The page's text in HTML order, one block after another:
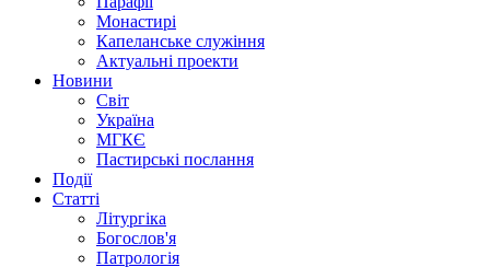
Монастирі
Капеланське служіння
Актуальні проекти
Новини
Світ
Україна
МГКЄ
Пастирські послання
Події
Статті
Літургіка
Богослов'я
Патрологія